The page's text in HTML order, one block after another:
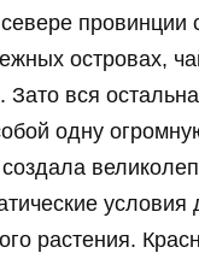
островах,
Зато вся
одну
условия
растения.